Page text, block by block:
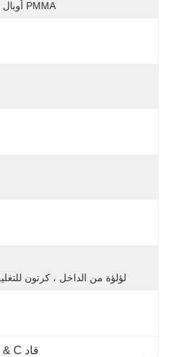
PMMA أوبال ، متجمد ، واضح ، غطاء كمبيوتر
لؤلؤة من الداخل ، كرتون للتغليف
قاد K & C قناة الألومنيوم الشريط